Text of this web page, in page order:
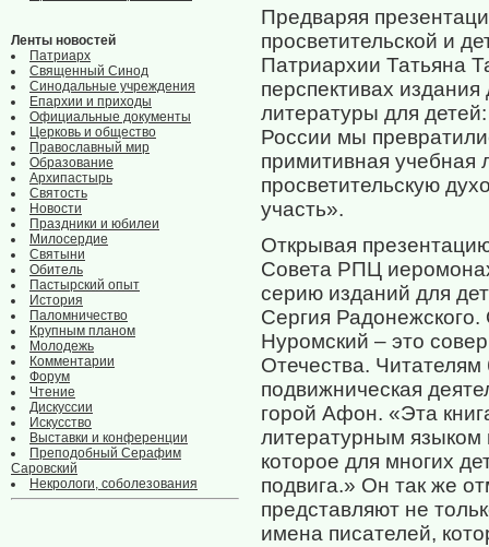
Ленты новостей
Патриарх
Священный Синод
Синодальные учреждения
Епархии и приходы
Официальные документы
Церковь и общество
Православный мир
Образование
Архипастырь
Святость
Новости
Праздники и юбилеи
Милосердие
Святыни
Обитель
Пастырский опыт
История
Паломничество
Крупным планом
Молодежь
Комментарии
Форум
Чтение
Дискуссии
Искусство
Выставки и конференции
Преподобный Серафим
Саровский
Некрологи, соболезования
Предваряя
просветительской и
Патриархии Татьяна
перспективах
литературы для
России мы
примитивная учебная
просветительскую
участь».
Открывая
Совета РПЦ
серию изданий для
Сергия
Нуромский – это
Отечества. Читателям
подвижническая
горой Афон. «Эта
литературным языком
которое для многих
подвига.» Он так же
представляют не
имена писателей,